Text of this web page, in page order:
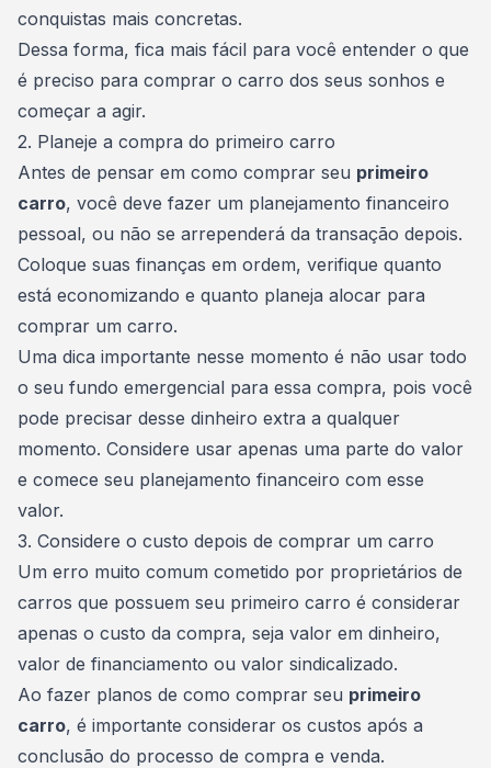
conquistas mais concretas.
Dessa forma, fica mais fácil para você entender o que
é preciso para comprar o carro dos seus sonhos e
começar a agir.
2. Planeje a compra do primeiro carro
Antes de pensar em como comprar seu primeiro
carro, você deve fazer um planejamento financeiro
pessoal, ou não se arrependerá da transação depois.
Coloque suas finanças em ordem, verifique quanto
está economizando e quanto planeja alocar para
comprar um carro.
Uma dica importante nesse momento é não usar todo
o seu fundo emergencial para essa compra, pois você
pode precisar desse dinheiro extra a qualquer
momento. Considere usar apenas uma parte do valor
e comece seu planejamento financeiro com esse
valor.
3. Considere o custo depois de comprar um carro
Um erro muito comum cometido por proprietários de
carros que possuem seu primeiro carro é considerar
apenas o custo da compra, seja valor em dinheiro,
valor de financiamento ou valor sindicalizado.
Ao fazer planos de como comprar seu primeiro
carro, é importante considerar os custos após a
conclusão do processo de compra e venda.